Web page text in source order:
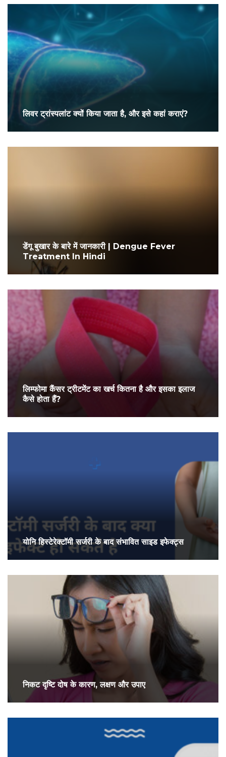
लिवर ट्रांस्पलांट क्यों किया जाता है, और इसे कहां कराएं?
डेंगू बुखार के बारे में जानकारी | Dengue Fever
Treatment In Hindi
लिम्फोमा कैंसर ट्रीटमेंट का खर्च कितना है और इसका इलाज
कैसे होता हैं?
योनि हिस्टेरेक्टॉमी सर्जरी के बाद संभावित साइड इफेक्ट्स
निकट दृष्टि दोष के कारण, लक्षण और उपाए